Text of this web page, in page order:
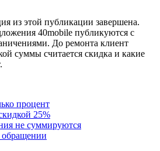
из этой публикации завершена.
40mobile публикуются с
До ремонта клиент
суммы считается скидка и какие
процент
25%
не суммируются